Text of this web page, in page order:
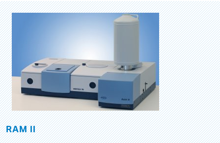
RAM II